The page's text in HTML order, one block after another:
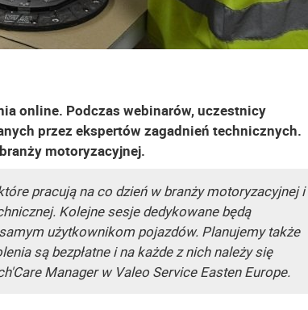
online. Podczas webinarów, uczestnicy
przez ekspertów zagadnień technicznych.
motoryzacyjnej.
pracują na co dzień w branży motoryzacyjnej i
Kolejne sesje dedykowane będą
użytkownikom pojazdów. Planujemy także
są bezpłatne i na każde z nich należy się
Manager w Valeo Service Easten Europe.